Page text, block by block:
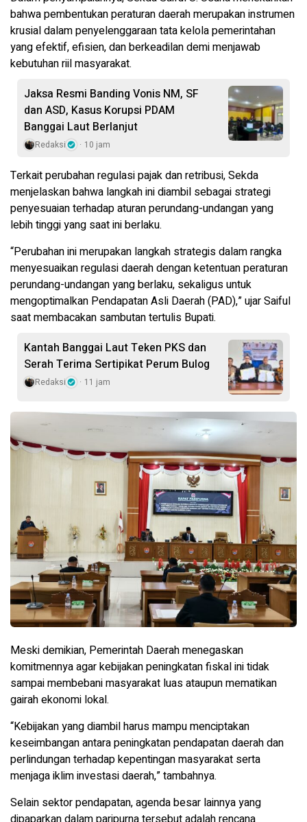
bahwa pembentukan peraturan daerah merupakan instrumen
krusial dalam penyelenggaraan tata kelola pemerintahan
yang efektif, efisien, dan berkeadilan demi menjawab
kebutuhan riil masyarakat.
Jaksa Resmi Banding Vonis NM, SF
dan ASD, Kasus Korupsi PDAM
Banggai Laut Berlanjut
Redaksi 10 jam
Terkait perubahan regulasi pajak dan retribusi, Sekda
menjelaskan bahwa langkah ini diambil sebagai strategi
penyesuaian terhadap aturan perundang-undangan yang
lebih tinggi yang saat ini berlaku.
“Perubahan ini merupakan langkah strategis dalam rangka
menyesuaikan regulasi daerah dengan ketentuan peraturan
perundang-undangan yang berlaku, sekaligus untuk
mengoptimalkan Pendapatan Asli Daerah (PAD),” ujar Saiful
saat membacakan sambutan tertulis Bupati.
Kantah Banggai Laut Teken PKS dan
Serah Terima Sertipikat Perum Bulog
Redaksi 11 jam
Meski demikian, Pemerintah Daerah menegaskan
komitmennya agar kebijakan peningkatan fiskal ini tidak
sampai membebani masyarakat luas ataupun mematikan
gairah ekonomi lokal.
“Kebijakan yang diambil harus mampu menciptakan
keseimbangan antara peningkatan pendapatan daerah dan
perlindungan terhadap kepentingan masyarakat serta
menjaga iklim investasi daerah,” tambahnya.
Selain sektor pendapatan, agenda besar lainnya yang